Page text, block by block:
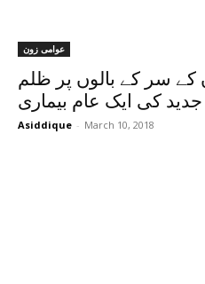
عوامی زون
کے سر کے بالوں پر ظلم
جدید کی ایک عام بیماری
Asiddique - March 10, 2018